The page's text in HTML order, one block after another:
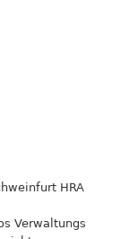
HRA
Verwaltungs